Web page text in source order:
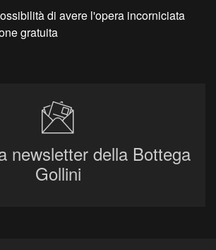
di avere l'opera incorniciata
gratuita
newsletter della Bottega
Gollini